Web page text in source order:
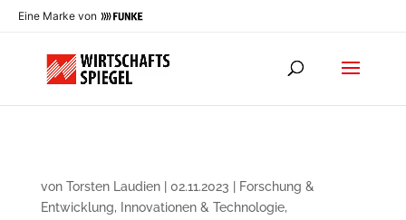
Eine Marke von
von Torsten Laudien| 02.11.2023
Forschung &
Entwicklung, Innovationen & Technologie,